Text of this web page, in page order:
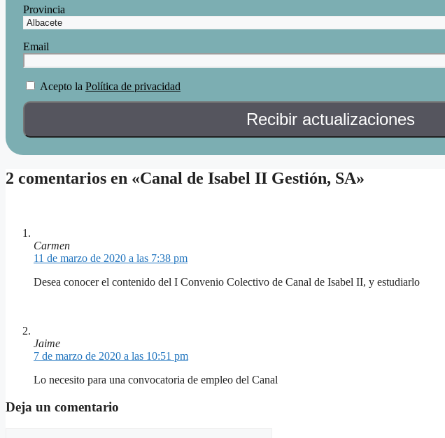
Provincia
Email
Acepto la Política de privacidad
2 comentarios en «Canal de Isabel II Gestión, SA»
Carmen
11 de marzo de 2020 a las 7:38 pm
Desea conocer el contenido del I Convenio Colectivo de Canal de Isabel II, y estudiarlo
Jaime
7 de marzo de 2020 a las 10:51 pm
Lo necesito para una convocatoria de empleo del Canal
Deja un comentario